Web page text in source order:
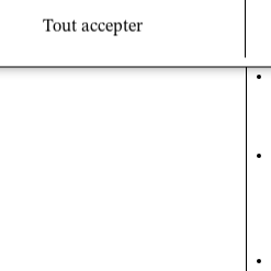
Tout accepter